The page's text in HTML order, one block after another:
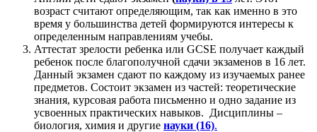
возраст считают определяющим, так как именно в это
время у большинства детей формируются интересы к
определенным направлениям учебы.
Аттестат зрелости ребенка или GCSE получает каждый
ребенок после благополучной сдачи экзаменов в 16 лет.
Данный экзамен сдают по каждому из изучаемых ранее
предметов. Состоит экзамен из частей: теоретические
знания, курсовая работа письменно и одно задание из
усвоенных практических навыков. Дисциплины –
биология, химия и другие науки (16).